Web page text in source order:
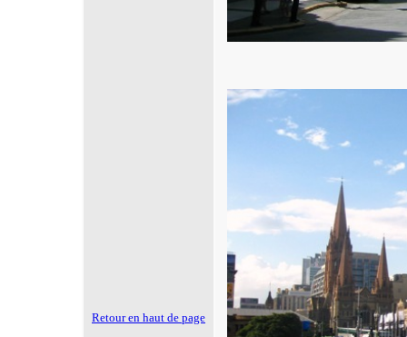
Retour en haut de page